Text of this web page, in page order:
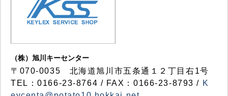
（株）旭川キーセンター
〒070-0035 北海道旭川市五条通１２丁目右1号
TEL：0166-23-8764 / FAX：0166-23-8793 / K